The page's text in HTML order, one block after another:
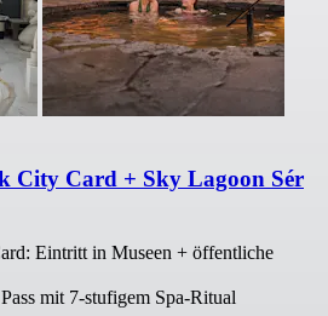
City Card + Sky Lagoon Sér
Eintritt in Museen + öffentliche
mit 7-stufigem Spa-Ritual